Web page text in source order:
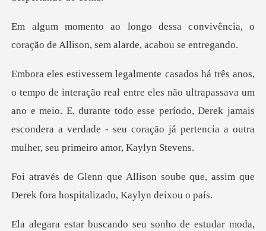
onvivência, o
coração de Allison,
eles não ultrapassava um
ano e meio. E, durante todo esse período, Derek jamais
esconder
oube que, assim que
Derek fora hos
moda,